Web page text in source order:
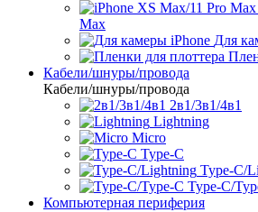
Max
Для
Кабели/шнуры/провода
Кабели/шнуры/провода
2в1/3в1/4в1
Lightning
Micro
Type-C
Type-C/
Type-C/
Компьютерная периферия